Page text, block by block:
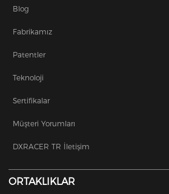
Blog
Fabrikamız
Patentler
Teknoloji
Sertifikalar
Müşteri Yorumları
DXRACER TR İletişim
ORTAKLIKLAR